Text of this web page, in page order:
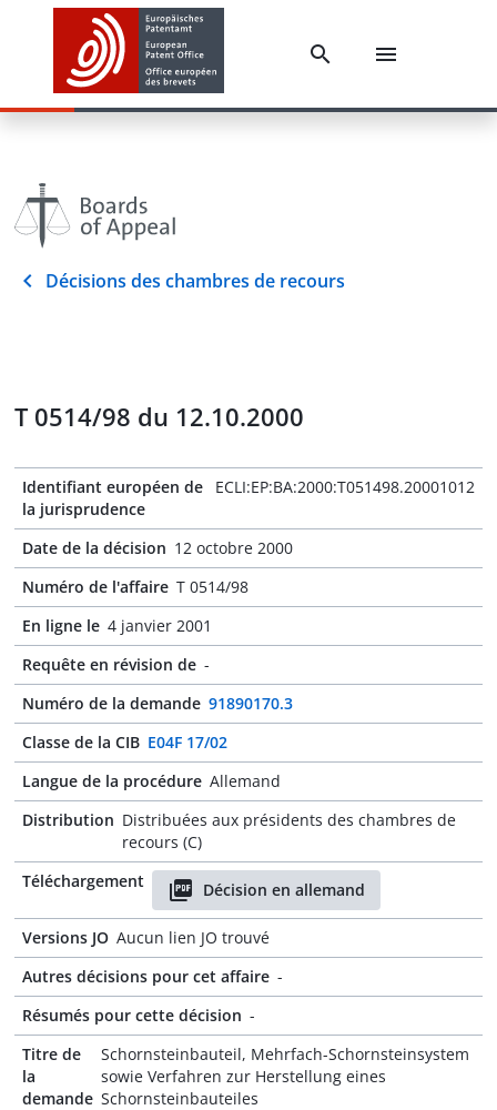
Décisions des chambres de recours
T 0514/98 du 12.10.2000
Identifiant européen de
la jurisprudence
ECLI:EP:BA:2000:T051498.20001012
Date de la décision 12 octobre 2000
Numéro de l'affaire T 0514/98
En ligne le 4 janvier 2001
Requête en révision de -
Numéro de la demande 91890170.3
Classe de la CIB E04F 17/02
Langue de la procédure Allemand
Distribution Distribuées aux présidents des chambres de
recours (C)
Téléchargement
Décision en allemand
Versions JO Aucun lien JO trouvé
Autres décisions pour cet affaire -
Résumés pour cette décision -
Titre de
la
demande
Schornsteinbauteil, Mehrfach-Schornsteinsystem
sowie Verfahren zur Herstellung eines
Schornsteinbauteiles